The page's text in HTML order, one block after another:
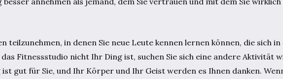
teilzunehmen, in denen Sie neue Leute kennen lernen können, die sich
Fitnessstudio nicht Ihr Ding ist, suchen Sie sich eine andere Aktivität
ist gut für Sie, und Ihr Körper und Ihr Geist werden es Ihnen danken.